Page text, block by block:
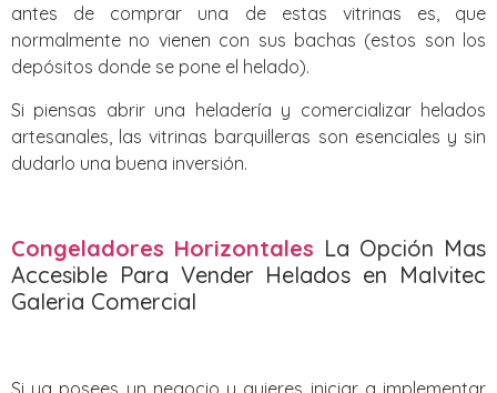
antes de comprar una de estas vitrinas es, que
normalmente no vienen con sus bachas (estos son los
depósitos donde se pone el helado).
Si piensas abrir una heladería y comercializar helados
artesanales, las vitrinas barquilleras son esenciales y sin
dudarlo una buena inversión.
Congeladores Horizontales La Opción Mas
Accesible Para Vender Helados en Malvitec
Galeria Comercial
Si ya posees un negocio y quieres iniciar a implementar